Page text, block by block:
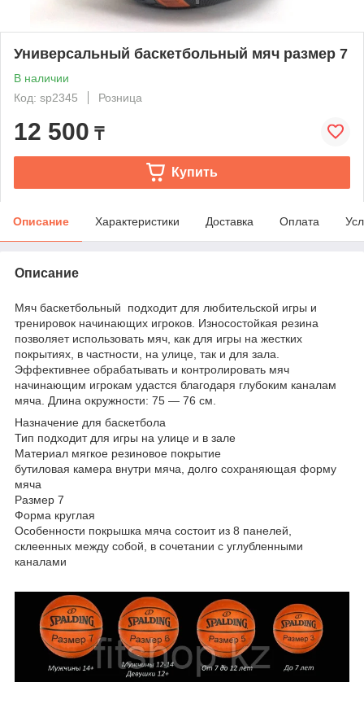
Универсальный баскетбольный мяч размер 7
В наличии
Код: sp2345
Розница
12 500 ₸
Купить
Описание Характеристики Доставка Оплата
Описание
Мяч баскетбольный подходит для любительской игры и
тренировок начинающих игроков. Износостойкая резина
позволяет использовать мяч, как для игры на жестких
покрытиях, в частности, на улице, так и для зала.
Эффективнее обрабатывать и контролировать мяч
начинающим игрокам удастся благодаря глубоким каналам
мяча. Длина окружности: 75 — 76 см.
Назначение для баскетбола
Тип подходит для игры на улице и в зале
Материал мягкое резиновое покрытие
бутиловая камера внутри мяча, долго сохраняющая форму
мяча
Размер 7
Форма круглая
Особенности покрышка мяча состоит из 8 панелей,
склеенных между собой, в сочетании с углубленными
каналами